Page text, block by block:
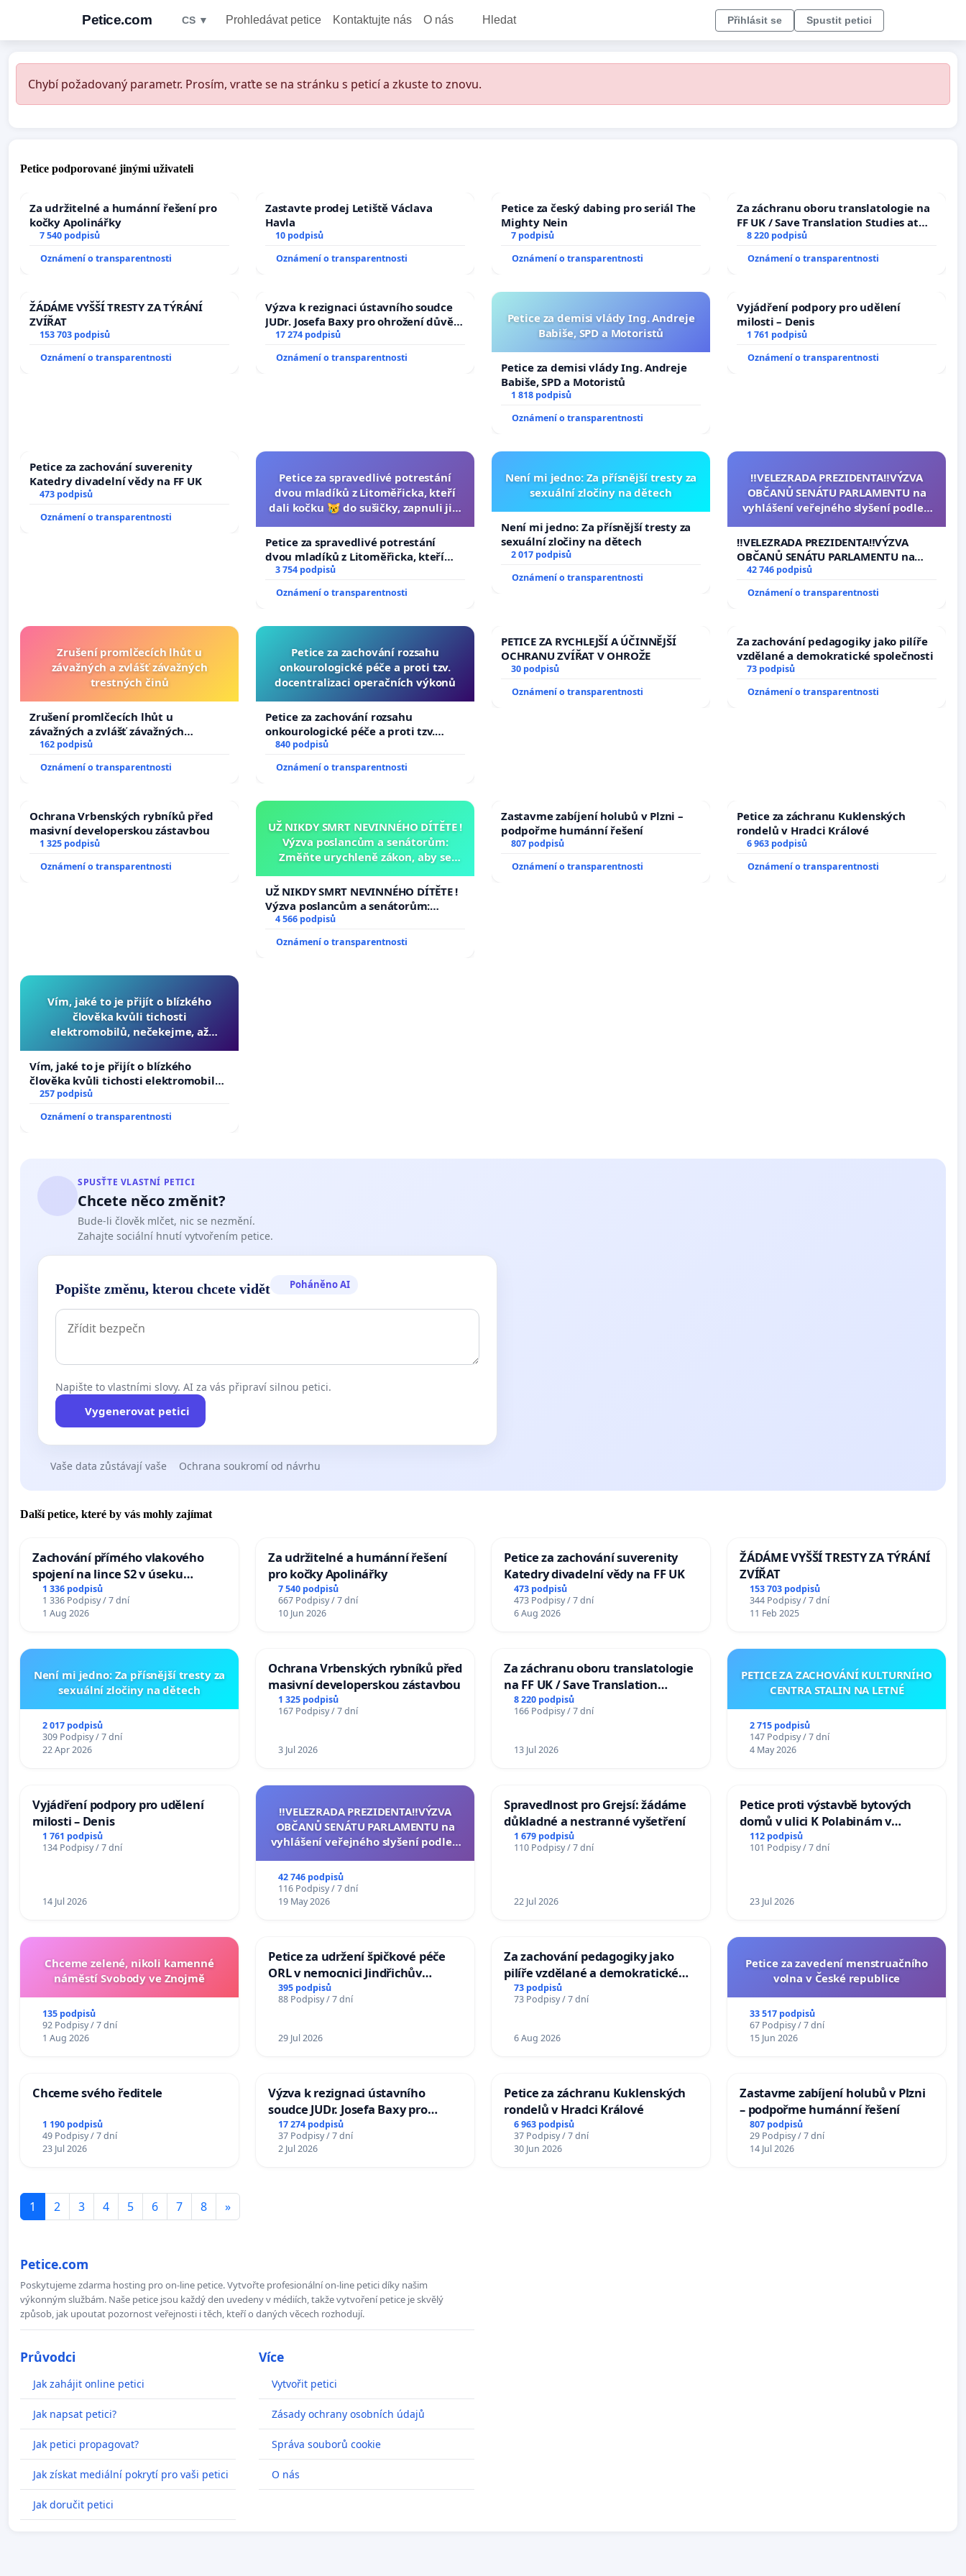
Petice.com CS ▼ Prohledávat petice Kontaktujte nás O nás Hledat Přihlásit se Spustit petici
Chybí požadovaný parametr. Prosím, vraťte se na stránku s peticí a zkuste to znovu.
Petice podporované jinými uživateli
Za udržitelné a humánní řešení pro
kočky Apolinářky
7 540 podpisů
Oznámení o transparentnosti
Zastavte prodej Letiště Václava
Havla
10 podpisů
Oznámení o transparentnosti
Petice za český dabing pro seriál The
Mighty Nein
7 podpisů
Oznámení o transparentnosti
Za záchranu oboru translatologie na
FF UK / Save Translation Studies at
the Faculty of Arts, Charles
University
8 220 podpisů
Oznámení o transparentnosti
ŽÁDÁME VYŠŠÍ TRESTY ZA TÝRÁNÍ
ZVÍŘAT
153 703 podpisů
Oznámení o transparentnosti
Výzva k rezignaci ústavního soudce
JUDr. Josefa Baxy pro ohrožení důvěry
ve spravedlivý proces
17 274 podpisů
Oznámení o transparentnosti
Petice za demisi vlády Ing. Andreje
Babiše, SPD a Motoristů
Petice za demisi vlády Ing. Andreje
Babiše, SPD a Motoristů
1 818 podpisů
Oznámení o transparentnosti
Vyjádření podpory pro udělení
milosti – Denis
1 761 podpisů
Oznámení o transparentnosti
Petice za zachování suverenity
Katedry divadelní vědy na FF UK
473 podpisů
Oznámení o transparentnosti
Petice za spravedlivé potrestání
dvou mladíků z Litoměřicka, kteří
dali kočku 😿 do sušičky, zapnuli ji a
Petice za spravedlivé potrestání
dvou mladíků z Litoměřicka, kteří
dali kočku 😿 do sušičky, zapnuli ji a
umírání zvířete natočili.
3 754 podpisů
Oznámení o transparentnosti
Není mi jedno: Za přísnější tresty za
sexuální zločiny na dětech
Není mi jedno: Za přísnější tresty za
sexuální zločiny na dětech
2 017 podpisů
Oznámení o transparentnosti
‼️VELEZRADA PREZIDENTA‼️VÝZVA
OBČANŮ SENÁTU PARLAMENTU na
vyhlášení veřejného slyšení podle §
na přijetí usnesení k podání ústavní
žaloby na prezidenta republiky
‼️VELEZRADA PREZIDENTA‼️VÝZVA
OBČANŮ SENÁTU PARLAMENTU na
vyhlášení veřejného slyšení podle §
144 jednacího řádu Senátu k návrhu
na přijetí usnesení k podání ústavní
42 746 podpisů
Oznámení o transparentnosti
Zrušení promlčecích lhůt u
závažných a zvlášť závažných
trestných činů
Zrušení promlčecích lhůt u
závažných a zvlášť závažných
trestných činů
162 podpisů
Oznámení o transparentnosti
Petice za zachování rozsahu
onkourologické péče a proti tzv.
docentralizaci operačních výkonů
Petice za zachování rozsahu
onkourologické péče a proti tzv.
docentralizaci operačních výkonů
840 podpisů
Oznámení o transparentnosti
PETICE ZA RYCHLEJŠÍ A ÚČINNĚJŠÍ
OCHRANU ZVÍŘAT V OHROŽE
30 podpisů
Oznámení o transparentnosti
Za zachování pedagogiky jako pilíře
vzdělané a demokratické společnosti
73 podpisů
Oznámení o transparentnosti
Ochrana Vrbenských rybníků před
masivní developerskou zástavbou
1 325 podpisů
Oznámení o transparentnosti
UŽ NIKDY SMRT NEVINNÉHO DÍTĚTE !
Výzva poslancům a senátorům:
Změňte urychleně zákon, aby se
opakovat!
UŽ NIKDY SMRT NEVINNÉHO DÍTĚTE !
Výzva poslancům a senátorům:
Změňte urychleně zákon, aby se
tragédie malé Viktorky už nemohla
opakovat!
4 566 podpisů
Oznámení o transparentnosti
Zastavme zabíjení holubů v Plzni –
podpořme humánní řešení
807 podpisů
Oznámení o transparentnosti
Petice za záchranu Kuklenských
rondelů v Hradci Králové
6 963 podpisů
Oznámení o transparentnosti
Vím, jaké to je přijít o blízkého
člověka kvůli tichosti
elektromobilů, nečekejme, až
auta!
Vím, jaké to je přijít o blízkého
člověka kvůli tichosti elektromobilů,
nečekejme, až přibydou další,
zaveďme slyšitelná auta!
257 podpisů
Oznámení o transparentnosti
SPUSŤTE VLASTNÍ PETICI
Chcete něco změnit?
Bude-li člověk mlčet, nic se nezmění.
Zahajte sociální hnutí vytvořením petice.
Popište změnu, kterou chcete vidět Poháněno AI
Napište to vlastními slovy. AI za vás připraví silnou petici.
Vygenerovat petici
Vaše data zůstávají vaše Ochrana soukromí od návrhu
Další petice, které by vás mohly zajímat
Zachování přímého vlakového
spojení na lince S2 v úseku
Ostrava – Bohumín – Karviná –
Mosty u Jablunkova
1 336 podpisů
1 336 Podpisy / 7 dní
1 Aug 2026
Za udržitelné a humánní řešení
pro kočky Apolinářky
7 540 podpisů
667 Podpisy / 7 dní
10 Jun 2026
Petice za zachování suverenity
Katedry divadelní vědy na FF UK
473 podpisů
473 Podpisy / 7 dní
6 Aug 2026
ŽÁDÁME VYŠŠÍ TRESTY ZA TÝRÁNÍ
ZVÍŘAT
153 703 podpisů
344 Podpisy / 7 dní
11 Feb 2025
Není mi jedno: Za přísnější tresty za
sexuální zločiny na dětech
2 017 podpisů
309 Podpisy / 7 dní
22 Apr 2026
Ochrana Vrbenských rybníků před
masivní developerskou zástavbou
1 325 podpisů
167 Podpisy / 7 dní
3 Jul 2026
Za záchranu oboru translatologie
na FF UK / Save Translation
Studies at the Faculty of Arts,
Charles University
8 220 podpisů
166 Podpisy / 7 dní
13 Jul 2026
PETICE ZA ZACHOVÁNÍ KULTURNÍHO
CENTRA STALIN NA LETNÉ
2 715 podpisů
147 Podpisy / 7 dní
4 May 2026
Vyjádření podpory pro udělení
milosti – Denis
1 761 podpisů
134 Podpisy / 7 dní
14 Jul 2026
‼️VELEZRADA PREZIDENTA‼️VÝZVA
OBČANŮ SENÁTU PARLAMENTU na
vyhlášení veřejného slyšení podle §
na přijetí usnesení k podání ústavní
žaloby na prezidenta republiky
42 746 podpisů
116 Podpisy / 7 dní
19 May 2026
Spravedlnost pro Grejsí: žádáme
důkladné a nestranné vyšetření
1 679 podpisů
110 Podpisy / 7 dní
22 Jul 2026
Petice proti výstavbě bytových
domů v ulici K Polabinám v
Pardubicích
112 podpisů
101 Podpisy / 7 dní
23 Jul 2026
Chceme zelené, nikoli kamenné
náměstí Svobody ve Znojmě
135 podpisů
92 Podpisy / 7 dní
1 Aug 2026
Petice za udržení špičkové péče
ORL v nemocnici Jindřichův
Hradec
395 podpisů
88 Podpisy / 7 dní
29 Jul 2026
Za zachování pedagogiky jako
pilíře vzdělané a demokratické
společnosti
73 podpisů
73 Podpisy / 7 dní
6 Aug 2026
Petice za zavedení menstruačního
volna v České republice
33 517 podpisů
67 Podpisy / 7 dní
15 Jun 2026
Chceme svého ředitele
1 190 podpisů
49 Podpisy / 7 dní
23 Jul 2026
Výzva k rezignaci ústavního
soudce JUDr. Josefa Baxy pro
ohrožení důvěry ve spravedlivý
proces
17 274 podpisů
37 Podpisy / 7 dní
2 Jul 2026
Petice za záchranu Kuklenských
rondelů v Hradci Králové
6 963 podpisů
37 Podpisy / 7 dní
30 Jun 2026
Zastavme zabíjení holubů v Plzni
– podpořme humánní řešení
807 podpisů
29 Podpisy / 7 dní
14 Jul 2026
1 2 3 4 5 6 7 8 »
Petice.com
Poskytujeme zdarma hosting pro on-line petice. Vytvořte profesionální on-line petici díky našim
výkonným službám. Naše petice jsou každý den uvedeny v médiích, takže vytvoření petice je skvělý
způsob, jak upoutat pozornost veřejnosti i těch, kteří o daných věcech rozhodují.
Průvodci
Jak zahájit online petici
Jak napsat petici?
Jak petici propagovat?
Jak získat mediální pokrytí pro vaši petici
Jak doručit petici
Více
Vytvořit petici
Zásady ochrany osobních údajů
Správa souborů cookie
O nás